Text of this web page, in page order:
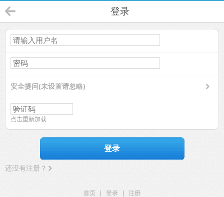
登录
安全提问(未设置请忽略)
点击重新加载
登录
还没有注册？
首页 登录
注册